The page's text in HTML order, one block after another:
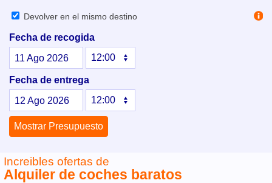
Devolver en el mismo destino
Fecha de recogida
11Ago2026
Fecha de entrega
12Ago2026
Increibles ofertas de
Alquiler de coches baratos